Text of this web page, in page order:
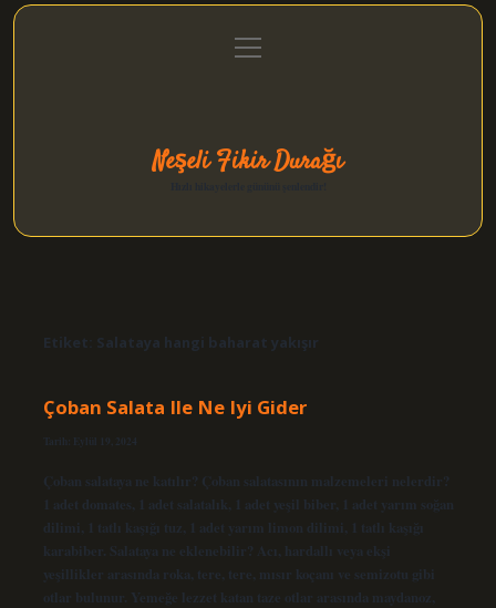
Gizlilik Politikası
menüyü
aç
Neşeli Fikir Durağı
Etiket: Salataya hangi baharat yakışır
Çoban Salata Ile Ne Iyi Gider
Tarih: Eylül 19, 2024
Çoban salataya ne katılır? Çoban salatasının malzemeleri nelerdir?
1 adet domates, 1 adet salatalık, 1 adet yeşil biber, 1 adet yarım soğan
dilimi, 1 tatlı kaşığı tuz, 1 adet yarım limon dilimi, 1 tatlı kaşığı
karabiber. Salataya ne eklenebilir? Acı, hardallı veya ekşi
yeşillikler arasında roka, tere, tere, mısır koçanı ve semizotu gibi
otlar bulunur. Yemeğe lezzet katan taze otlar arasında maydanoz,